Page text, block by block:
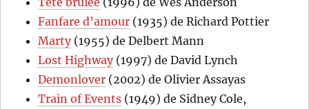
Fanfare d’amour (1935) de Richard Pottier
Marty(1955) de Delbert Mann
Lost Highway(1997) de David Lynch
Demonlover (2002) de Olivier Assayas
Train of Events (1949) de Sidney Cole,